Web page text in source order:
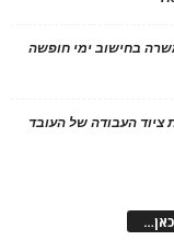
בחישוב ימי חופשה
העבודה של העובד